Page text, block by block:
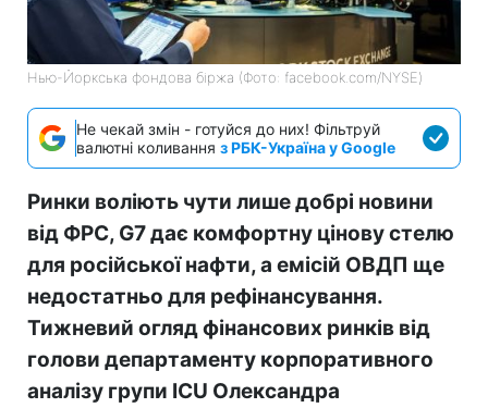
Нью-Йоркська фондова біржа (Фото: facebook.com/NYSE)
Не чекай змін - готуйся до них! Фільтруй
валютні коливання з РБК-Україна у Google
Ринки воліють чути лише добрі новини
від ФРС, G7 дає комфортну цінову стелю
для російської нафти, а емісій ОВДП ще
недостатньо для рефінансування.
Тижневий огляд фінансових ринків від
голови департаменту корпоративного
аналізу групи ICU Олександра